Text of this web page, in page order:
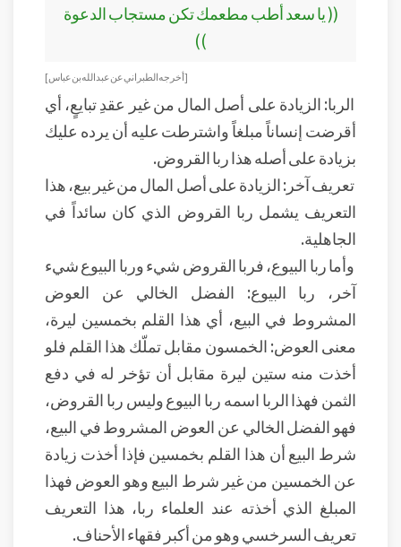
(( يا سعد أطب مطعمك تكن مستجاب الدعوة
))
[أخرجه الطبراني عن عبد الله بن عباس ]
الربا: الزيادة على أصل المال من غير عقدِ تبايعٍ، أي
أقرضت إنساناً مبلغاً واشترطت عليه أن يرده عليك
بزيادة على أصله هذا ربا القروض.
تعريف آخر: الزيادة على أصل المال من غير بيع، هذا
التعريف يشمل ربا القروض الذي كان سائداً في
الجاهلية.
وأما ربا البيوع، فربا القروض شيء وربا البيوع شيء
آخر، ربا البيوع: الفضل الخالي عن العوض
المشروط في البيع، أي هذا القلم بخمسين ليرة،
معنى العوض: الخمسون مقابل تملّك هذا القلم فلو
أخذت منه ستين ليرة مقابل أن تؤخر له في دفع
الثمن فهذا الربا اسمه ربا البيوع وليس ربا القروض،
فهو الفضل الخالي عن العوض المشروط في البيع،
شرط البيع أن هذا القلم بخمسين فإذا أخذت زيادة
عن الخمسين من غير شرط البيع وهو العوض فهذا
المبلغ الذي أخذته عند العلماء ربا، هذا التعريف
تعريف السرخسي وهو من أكبر فقهاء الأحناف.